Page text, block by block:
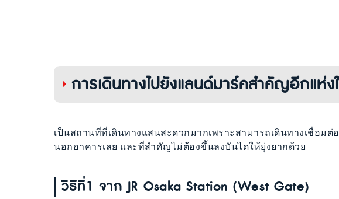
การเดินทางไปยังแลนด์มาร์คสำคัญอีกแห่ง
เป็นสถานที่ที่เดินทางแสนสะดวกมากเพราะสามารถเดินทางเชื่อมต่
นอกอาคารเลย และที่สำคัญไม่ต้องขึ้นลงบันไดให้ยุ่งยากด้วย
วิธีที่1 จาก JR Osaka Station (West Gate)